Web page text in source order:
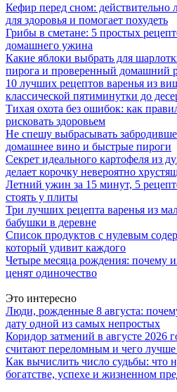
Кефир перед сном: действительно
для здоровья и помогает похудеть
Грибы в сметане: 5 простых
домашнего ужина
Какие яблоки выбрать для
пирога и проверенный домашний
10 лучших рецептов варенья из
классической пятиминутки до
Тихая охота без ошибок: как
рисковать здоровьем
Не спешу выбрасывать
домашнее вино и быстрые пироги
Секрет идеального картофеля из
делает корочку невероятно
Летний ужин за 15 минут, 5
стоять у плиты
Три лучших рецепта варенья из
бабушки в деревне
Список продуктов с нулевым
который удивит каждого
Четыре месяца рождения: почему
ценят одиночество
Это интересно
Люди, рожденные 8 августа:
дату одной из самых непростых
Коридор затмений в августе 2026
считают переломным и чего лучше
Как вычислить число судьбы: что
богатстве, успехе и жизненном